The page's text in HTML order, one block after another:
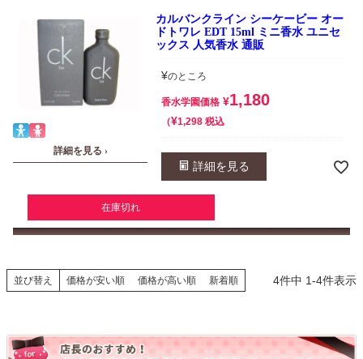
詳細を見る ›
カルバンクライン シーケービー オー
ドトワレ EDT 15ml ミニ香水 ユニセ
ックス 人気香水 通販
¥のところ
香水学園価格 ¥1,180
¥1,298 税込
詳細を見る
在庫切れ
並び替え 価格が安い順 価格が高い順 新着順 4件中 1-4件表示